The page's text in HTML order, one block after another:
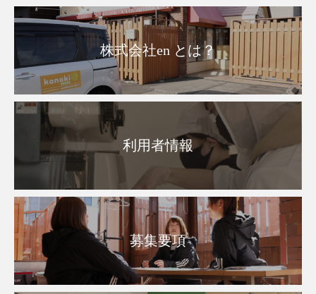
株式会社en とは？
利用者情報
募集要項